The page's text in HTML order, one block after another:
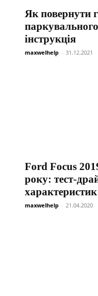
Як повернути
інструкція
maxwelhelp - 31.12.2021
Ford Focus
року: тест-
характеристик
maxwelhelp - 21.04.2020